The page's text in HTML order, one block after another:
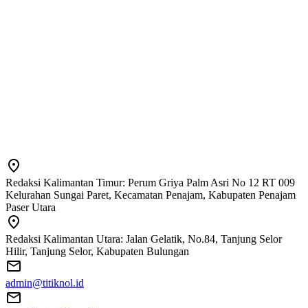
Redaksi Kalimantan Timur: Perum Griya Palm Asri No 12 RT 009
Kelurahan Sungai Paret, Kecamatan Penajam, Kabupaten Penajam
Paser Utara
Redaksi Kalimantan Utara: Jalan Gelatik, No.84, Tanjung Selor
Hilir, Tanjung Selor, Kabupaten Bulungan
admin@titiknol.id